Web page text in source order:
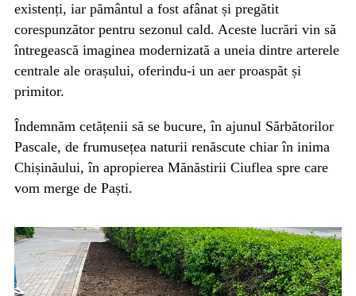
existenți, iar pământul a fost afânat și pregătit
corespunzător pentru sezonul cald. Aceste lucrări vin să
întregească imaginea modernizată a uneia dintre arterele
centrale ale orașului, oferindu-i un aer proaspăt și
primitor.
Îndemnăm cetățenii să se bucure, în ajunul Sărbătorilor
Pascale, de frumusețea naturii renăscute chiar în inima
Chișinăului, în apropierea Mănăstirii Ciuflea spre care
vom merge de Paști.